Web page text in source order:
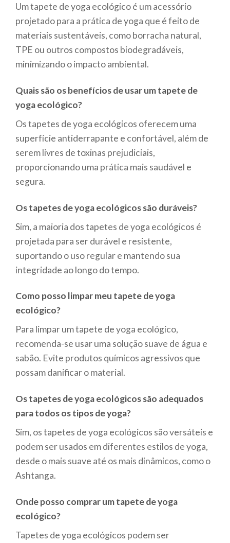
Um tapete de yoga ecológico é um acessório
projetado para a prática de yoga que é feito de
materiais sustentáveis, como borracha natural,
TPE ou outros compostos biodegradáveis,
minimizando o impacto ambiental.
Quais são os benefícios de usar um tapete de
yoga ecológico?
Os tapetes de yoga ecológicos oferecem uma
superfície antiderrapante e confortável, além de
serem livres de toxinas prejudiciais,
proporcionando uma prática mais saudável e
segura.
Os tapetes de yoga ecológicos são duráveis?
Sim, a maioria dos tapetes de yoga ecológicos é
projetada para ser durável e resistente,
suportando o uso regular e mantendo sua
integridade ao longo do tempo.
Como posso limpar meu tapete de yoga
ecológico?
Para limpar um tapete de yoga ecológico,
recomenda-se usar uma solução suave de água e
sabão. Evite produtos químicos agressivos que
possam danificar o material.
Os tapetes de yoga ecológicos são adequados
para todos os tipos de yoga?
Sim, os tapetes de yoga ecológicos são versáteis e
podem ser usados em diferentes estilos de yoga,
desde o mais suave até os mais dinâmicos, como o
Ashtanga.
Onde posso comprar um tapete de yoga
ecológico?
Tapetes de yoga ecológicos podem ser